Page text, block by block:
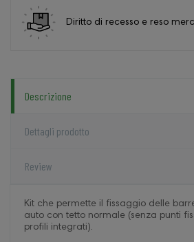
Diritto di recesso e reso
Descrizione
Dettagli prodotto
Review
Kit che permette il fissaggio delle
auto con tetto normale (senza punti
profili integrati).